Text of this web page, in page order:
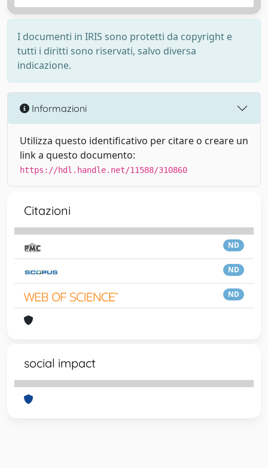
I documenti in IRIS sono protetti da copyright e
tutti i diritti sono riservati, salvo diversa
indicazione.
Informazioni
Utilizza questo identificativo per citare o creare un
link a questo documento:
https://hdl.handle.net/11588/310860
Citazioni
ND
ND
ND
social impact